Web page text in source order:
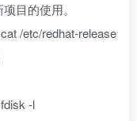
目的使用。
/etc/redhat-release
-l